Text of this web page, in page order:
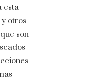
esta
otros
son